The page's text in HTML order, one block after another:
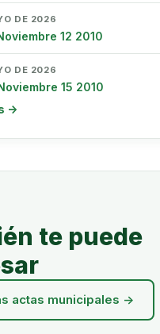
DE 2026
12 2010
DE 2026
15 2010
→
te puede
actas municipales →